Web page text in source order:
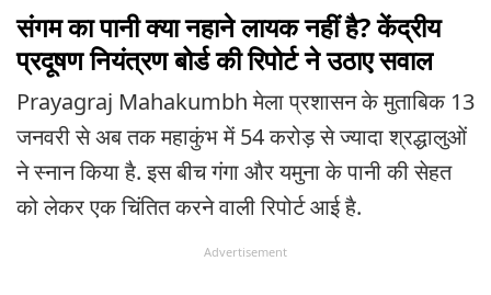
संगम का पानी क्या नहाने लायक नहीं है? केंद्रीय
प्रदूषण नियंत्रण बोर्ड की रिपोर्ट ने उठाए सवाल
Prayagraj Mahakumbh मेला प्रशासन के मुताबिक 13
जनवरी से अब तक महाकुंभ में 54 करोड़ से ज्यादा श्रद्धालुओं
ने स्नान किया है. इस बीच गंगा और यमुना के पानी की सेहत
को लेकर एक चिंतित करने वाली रिपोर्ट आई है.
Advertisement